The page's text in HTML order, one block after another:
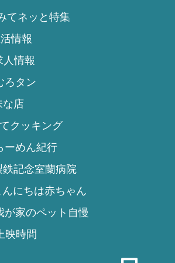
てネッと特集
情報
人情報
ろタン
な店
クッキング
ーめん紀行
鉄記念室蘭病院
んにちは赤ちゃん
が家のペット自慢
映時間